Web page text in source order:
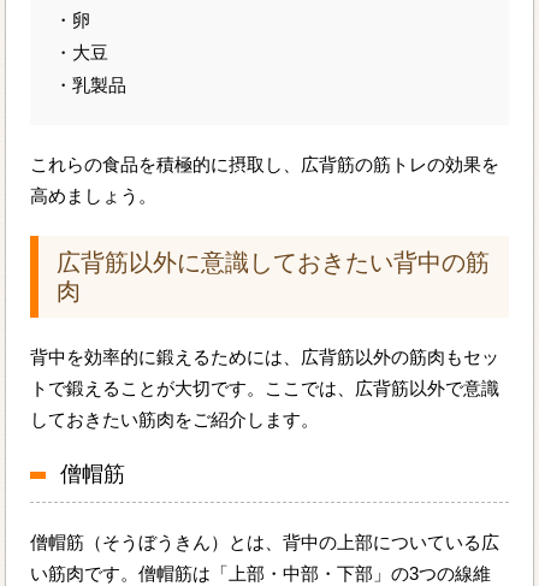
・卵
・大豆
・乳製品
これらの食品を積極的に摂取し、広背筋の筋トレの効果を
高めましょう。
広背筋以外に意識しておきたい背中の筋
肉
背中を効率的に鍛えるためには、広背筋以外の筋肉もセッ
トで鍛えることが大切です。ここでは、広背筋以外で意識
しておきたい筋肉をご紹介します。
僧帽筋
僧帽筋（そうぼうきん）とは、背中の上部についている広
い筋肉です。僧帽筋は「上部・中部・下部」の3つの線維